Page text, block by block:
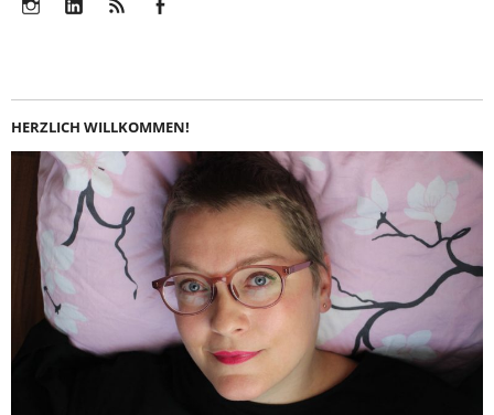
HERZLICH WILLKOMMEN!